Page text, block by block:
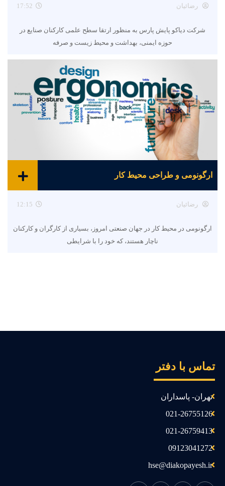
رضائیان 17:52
شرکت دیاکو پایش پارس به منظور ارتقا سطح علمی کارکنان صنایع در
حوزه ایمنی، بهداشت و محیط زیست و صرفه
ارگونومی و طراحی محیط کار
رضائیان 12:15
ارگونومی در محیط کار در جهان صنعتی امروز، بسیاری از کارگران و کارکنان
ناچار هستند، که خود را با شرایطی
با دفتر
تهران- پاسداران
021-26755126
021-26759413
09123041272
hse@diakopayesh.ir